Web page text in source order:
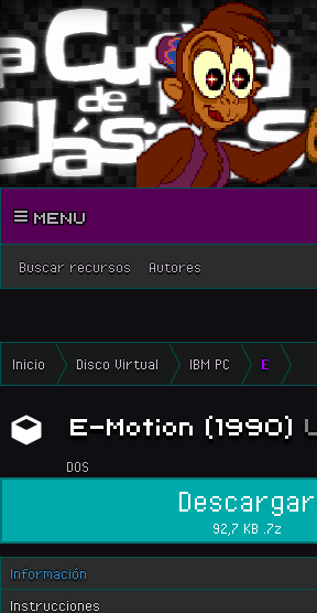
Buscar recursos Autores
MENU
Inicio Disco Virtual IBM PC E
Descargar
92,7 KB .7z
E-Motion (1990)
DOS
Información
Instrucciones